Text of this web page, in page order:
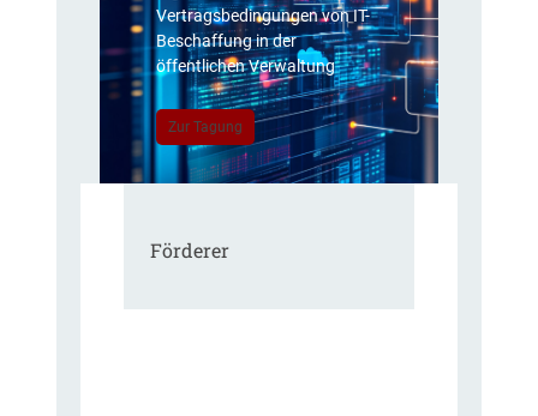
Vertragsbedingungen von IT-
Beschaffung in der
öffentlichen Verwaltung
Zur Tagung
Förderer